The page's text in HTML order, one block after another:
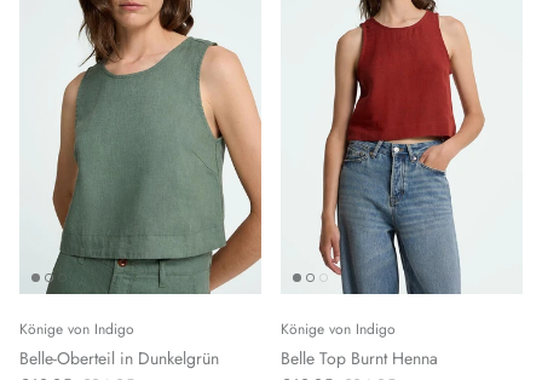
Könige von Indigo
Belle-Oberteil in Dunkelgrün
Könige von Indigo
Belle Top Burnt Henna